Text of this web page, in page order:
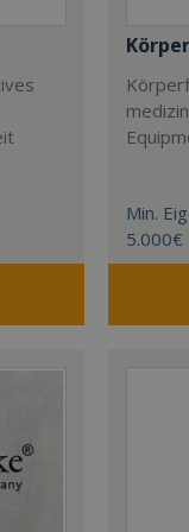
Min.
5.000€